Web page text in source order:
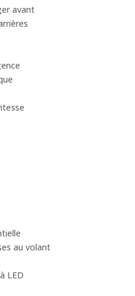
avant
au volant
LED